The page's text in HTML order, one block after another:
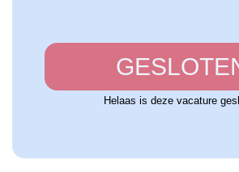
Helaas is deze vacature